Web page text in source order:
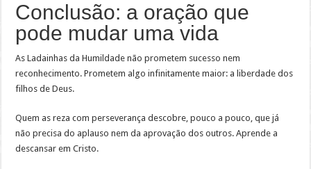
Conclusão: a oração que
pode mudar uma vida
As Ladainhas da Humildade não prometem sucesso nem
reconhecimento. Prometem algo infinitamente maior: a liberdade dos
filhos de Deus.
Quem as reza com perseverança descobre, pouco a pouco, que já
não precisa do aplauso nem da aprovação dos outros. Aprende a
descansar em Cristo.